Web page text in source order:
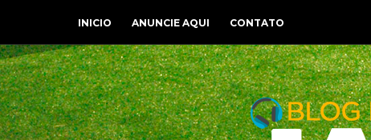
INICIO ANUNCIE AQUI CONTATO